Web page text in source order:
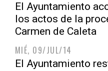
El Ayuntamiento
los actos de la
Carmen de Caleta
MIÉ, 09/JUL/14
El Ayuntamiento